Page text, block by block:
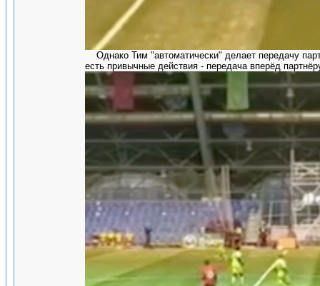
Однако Тим "автоматически" делает передачу
есть привычные действия - передача вперёд